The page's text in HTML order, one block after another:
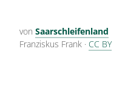
von Saarschleifenland
Franziskus Frank · CC BY